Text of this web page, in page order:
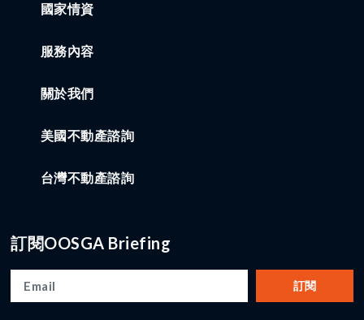
國家情資
服務內容
關於我們
美國不動產諮詢
台灣不動產諮詢
訂閱OOSGA Briefing
訂閱